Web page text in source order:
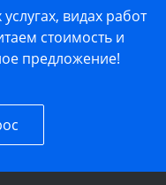
видах работ
стоимость и
предложение!